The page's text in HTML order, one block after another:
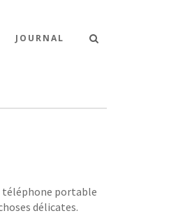
JOURNAL
téléphone portable
délicates.